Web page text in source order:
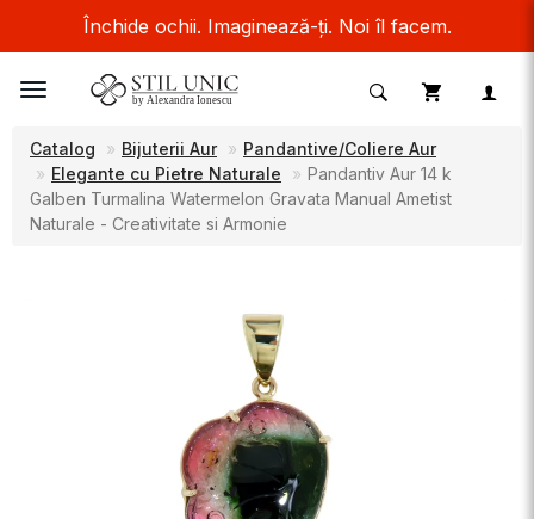
Închide ochii. Imaginează-ți. Noi îl facem.
Toggle
Catalog
Bijuterii Aur
Pandantive/Coliere Aur
Elegante cu Pietre Naturale
Pandantiv Aur 14 k
Galben Turmalina Watermelon Gravata Manual Ametist
Naturale - Creativitate si Armonie